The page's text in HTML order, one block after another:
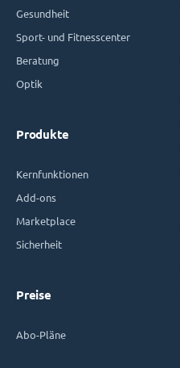
Gesundheit
Sport- und Fitnesscenter
Beratung
Optik
Produkte
Kernfunktionen
Add-ons
Marketplace
Sicherheit
Preise
Abo-Pläne